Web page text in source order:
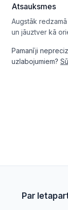
Atsauksmes
Augstāk
un jāuztver kā
Pamanīji
uzlabojumiem?
Par